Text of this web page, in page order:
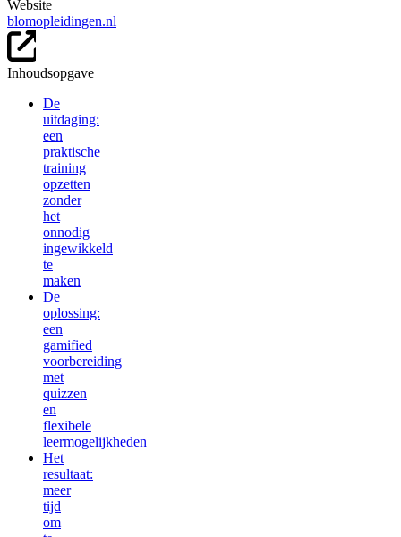
Website
blomopleidingen.nl
Inhoudsopgave
De
uitdaging:
een
praktische
training
opzetten
zonder
het
onnodig
ingewikkeld
te
maken
De
oplossing:
een
gamified
voorbereiding
met
quizzen
en
flexibele
leermogelijkheden
Het
resultaat:
meer
tijd
om